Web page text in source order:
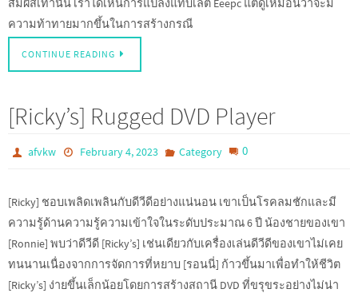
สัมผัสเท่านั้น เราได้เห็นการแปลงแท็บเล็ต Eeepc แต่ดูเหมือนว่าจะมี
ความท้าทายมากขึ้นในการสร้างกรณี
CONTINUE READING
[Ricky’s] Rugged DVD Player
afvkw February 4, 2023 Category 0
[Ricky] ชอบเพลิดเพลินกับดีวีดีอย่างแน่นอน เขาเป็นโรคลมชักและมี
ความรู้ด้านความรู้ความเข้าใจในระดับประมาณ 6 ปี น้องชายของเขา
[Ronnie] พบว่าดีวีดี [Ricky’s] เช่นเดียวกับเครื่องเล่นดีวีดีของเขาไม่เคย
ทนนานเนื่องจากการจัดการที่หยาบ [รอนนี่] ก้าวขึ้นมาเพื่อทำให้ชีวิต
[Ricky’s] ง่ายขึ้นเล็กน้อยโดยการสร้างสถานี DVD ที่ขรุขระอย่างไม่น่า